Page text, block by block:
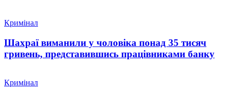
Кримінал
Шахраї виманили у чоловіка понад 35 тисяч
гривень, представившись працівниками банку
Кримінал